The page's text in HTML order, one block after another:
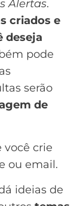
Alertas.
criados e
deseja
pode
serão
de
crie
ou email.
ideias de